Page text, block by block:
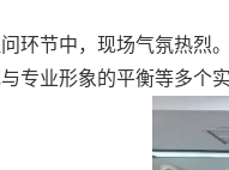
节中，现场气氛热烈。
专业形象的平衡等多个